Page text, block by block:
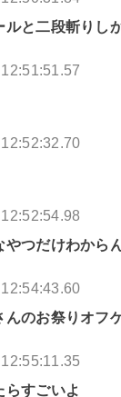
ルと二段斬りし
やつだけわから
んのお祭りオフ
らすごいよ